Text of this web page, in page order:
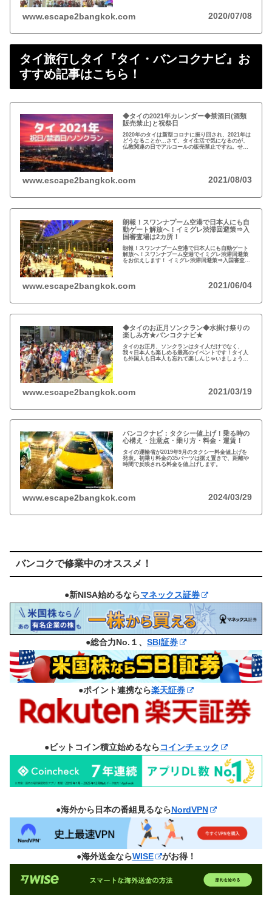
www.escape2bangkok.com 2020/07/08
タイ旅行しタイ『タイ・バンコクナビ』お
すすめ記事はこちら！
◆タイの2021年カレンダー◆禁酒日(酒類
販売禁止)と祝祭日
2020年のタイは新型コロナに振り回され、2021年は
どうなることか…さて、タイ生活で気になるのが、
仏教関連の日でアルコールの販売禁止ですね。せっ
www.escape2bangkok.com 2021/08/03
朗報！スワンナプーム空港で日本人にも自
動ゲート解放へ！イミグレ渋滞回避策⇒入
国審査場は2カ所！
朗報！スワンナプーム空港で日本人にも自動ゲート
解放へ！スワンナプーム空港でイミグレ渋滞回避策
をお伝えします！ イミグレ渋滞回避策⇒入国審査場
www.escape2bangkok.com 2021/06/04
◆タイのお正月ソンクラン◆水掛け祭りの
楽しみ方★バンコクナビ★
タイのお正月、ソンクランはタイ人だけでなく、
我々日本人も楽しめる最高のイベントです！タイ人
も外国人も日本人も忘れて楽しんじゃいましょう！
www.escape2bangkok.com 2021/03/19
バンコクナビ：タクシー値上げ！乗る時の
心構え・注意点・乗り方・料金・運賃！
タイの運輸省が2019年9月のタクシー料金値上げを
発表。初乗り料金の35バーツは据え置きで、距離や
時間で反映される料金を値上げします。
www.escape2bangkok.com 2024/03/29
バンコクで修業中のオススメ！
●新NISA始めるならマネックス証券
●総合力No.１、 SBI証券
●ポイント連携なら楽天証券
●ビットコイン積立始めるならコインチェック
●海外から日本の番組見るならNordVPN
●海外送金ならWISE がお得！